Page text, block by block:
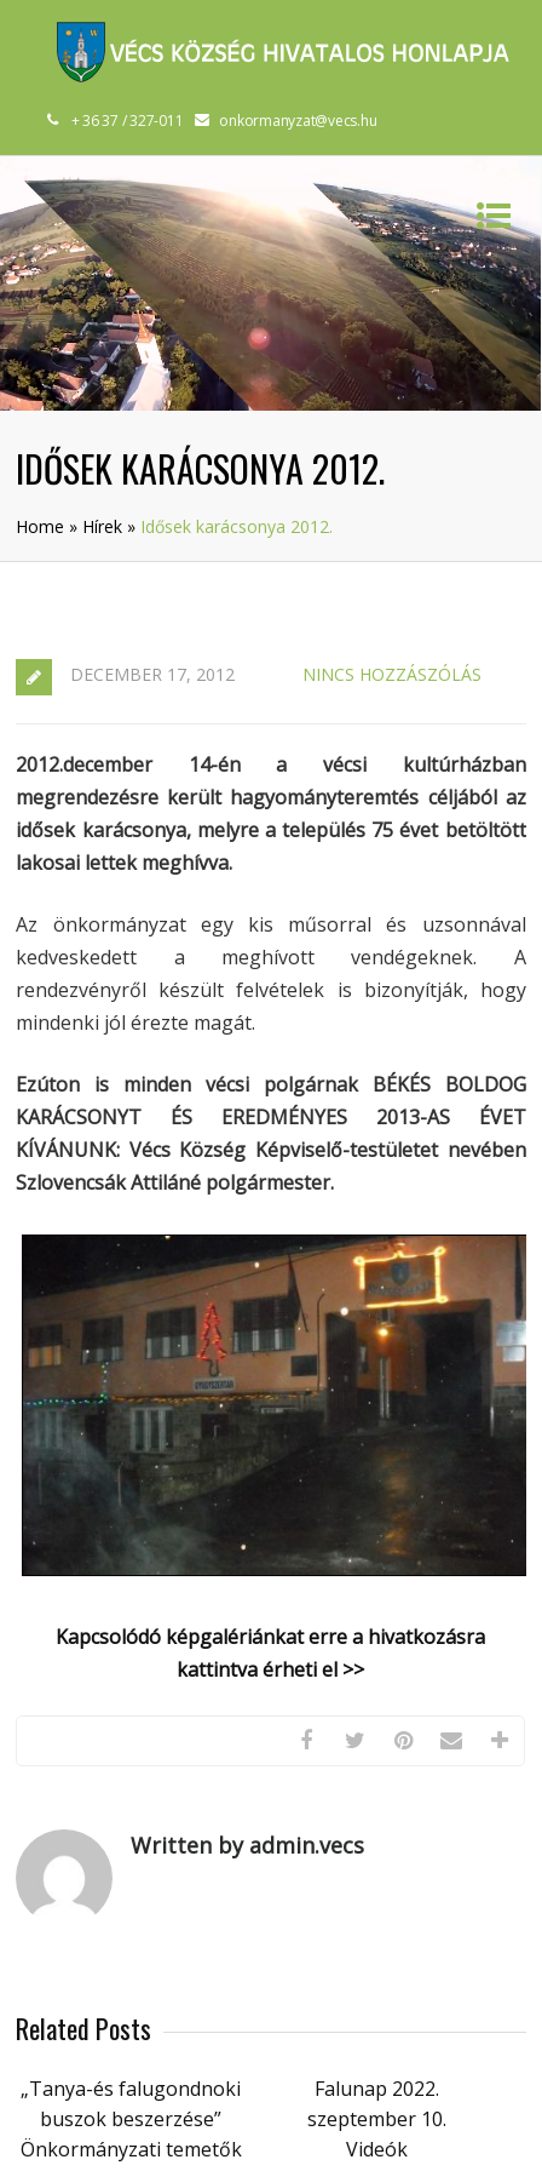
+ 36 37 / 327-011 onkormanyzat@vecs.hu
IDŐSEK KARÁCSONYA 2012.
Home » Hírek » Idősek karácsonya 2012.
DECEMBER 17, 2012 NINCS HOZZÁSZÓLÁS
2012.december 14-én a vécsi kultúrházban
megrendezésre került hagyományteremtés céljából az
idősek karácsonya, melyre a település 75 évet betöltött
lakosai lettek meghívva.
Az önkormányzat egy kis műsorral és uzsonnával
kedveskedett a meghívott vendégeknek. A
rendezvényről készült felvételek is bizonyítják, hogy
mindenki jól érezte magát.
Ezúton is minden vécsi polgárnak BÉKÉS BOLDOG
KARÁCSONYT ÉS EREDMÉNYES 2013-AS ÉVET
KÍVÁNUNK: Vécs Község Képviselő-testületet nevében
Szlovencsák Attiláné polgármester.
Kapcsolódó képgalériánkat erre a hivatkozásra
kattintva érheti el >>
Written by admin.vecs
Related Posts
„Tanya-és falugondnoki
buszok beszerzése”
Falunap 2022.
szeptember 10.
Önkormányzati temetők
Videók